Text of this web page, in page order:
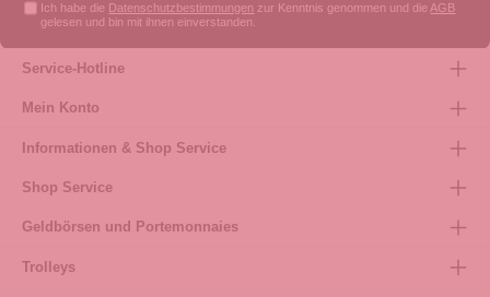
Ich habe die Datenschutzbestimmungen zur Kenntnis genommen und die AGB
gelesen und bin mit ihnen einverstanden.
Service-Hotline
Mein Konto
Informationen & Shop Service
Shop Service
Geldbörsen und Portemonnaies
Trolleys